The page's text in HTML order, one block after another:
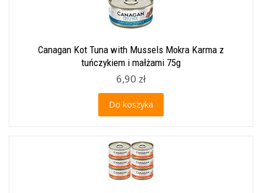
Canagan Kot Tuna with Mussels Mokra Karma z
tuńczykiem i małżami 75g
6,90 zł
Do koszyka